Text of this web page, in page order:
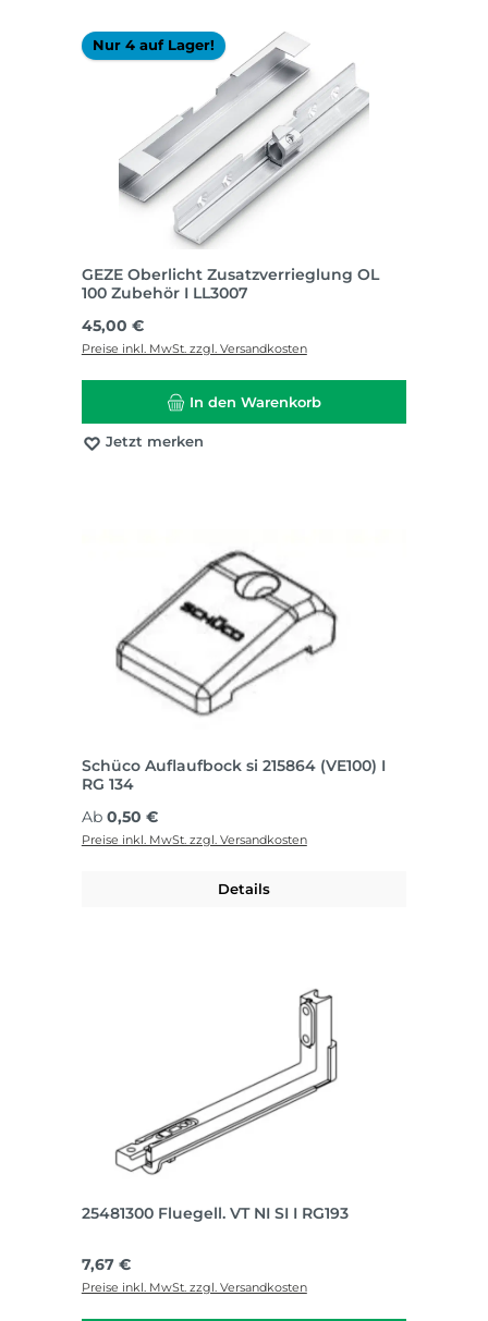
Nur 4 auf Lager!
GEZE Oberlicht Zusatzverrieglung OL
100 Zubehör I LL3007
Regulärer Preis:
45,00 €
Preise inkl. MwSt. zzgl. Versandkosten
In den Warenkorb
Jetzt merken
Schüco Auflaufbock si 215864 (VE100) I
RG 134
Regulärer Preis:
Ab 0,50 €
Preise inkl. MwSt. zzgl. Versandkosten
Details
25481300 Fluegell. VT NI SI I RG193
Regulärer Preis:
7,67 €
Preise inkl. MwSt. zzgl. Versandkosten